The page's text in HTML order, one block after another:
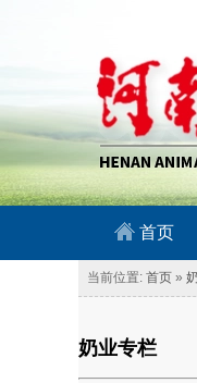
首页
当前位置: 首页 »
奶业专栏